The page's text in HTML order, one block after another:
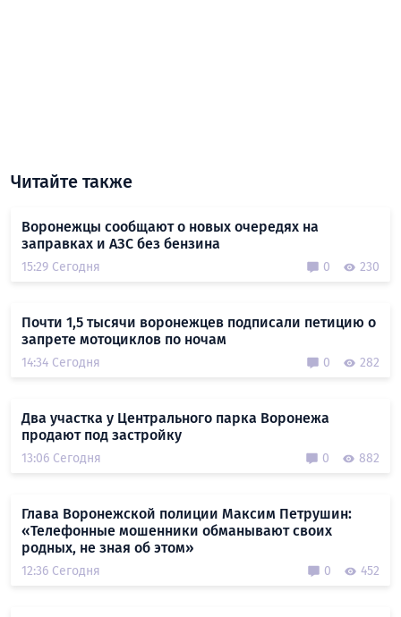
Читайте также
Воронежцы сообщают о новых очередях на
заправках и АЗС без бензина
15:29 Сегодня 0 230
Почти 1,5 тысячи воронежцев подписали петицию о
запрете мотоциклов по ночам
14:34 Сегодня 0 282
Два участка у Центрального парка Воронежа
продают под застройку
13:06 Сегодня 0 882
Глава Воронежской полиции Максим Петрушин:
«Телефонные мошенники обманывают своих
родных, не зная об этом»
12:36 Сегодня 0 452